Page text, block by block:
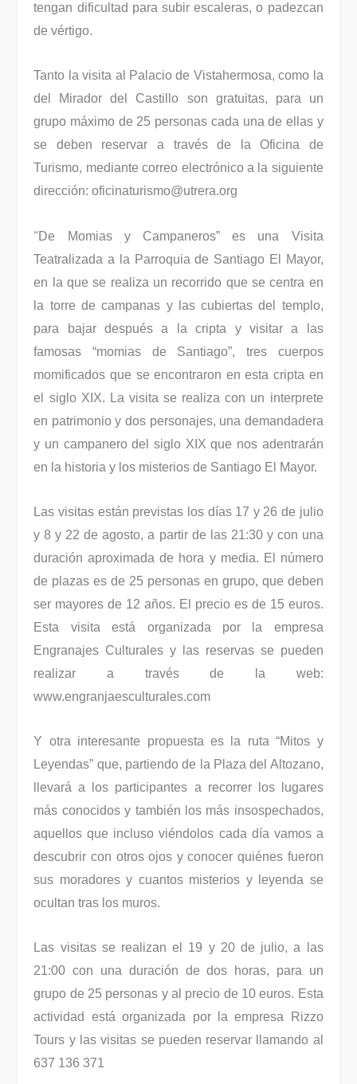
tengan dificultad para subir escaleras, o padezcan
de vértigo.
Tanto la visita al Palacio de Vistahermosa, como la
del Mirador del Castillo son gratuitas, para un
grupo máximo de 25 personas cada una de ellas y
se deben reservar a través de la Oficina de
Turismo, mediante correo electrónico a la siguiente
dirección: oficinaturismo@utrera.org
“De Momias y Campaneros” es una Visita
Teatralizada a la Parroquia de Santiago El Mayor,
en la que se realiza un recorrido que se centra en
la torre de campanas y las cubiertas del templo,
para bajar después a la cripta y visitar a las
famosas “momias de Santiago”, tres cuerpos
momificados que se encontraron en esta cripta en
el siglo XIX. La visita se realiza con un interprete
en patrimonio y dos personajes, una demandadera
y un campanero del siglo XIX que nos adentrarán
en la historia y los misterios de Santiago El Mayor.
Las visitas están previstas los días 17 y 26 de julio
y 8 y 22 de agosto, a partir de las 21:30 y con una
duración aproximada de hora y media. El número
de plazas es de 25 personas en grupo, que deben
ser mayores de 12 años. El precio es de 15 euros.
Esta visita está organizada por la empresa
Engranajes Culturales y las reservas se pueden
realizar a través de la web:
www.engranjaesculturales.com
Y otra interesante propuesta es la ruta “Mitos y
Leyendas” que, partiendo de la Plaza del Altozano,
llevará a los participantes a recorrer los lugares
más conocidos y también los más insospechados,
aquellos que incluso viéndolos cada día vamos a
descubrir con otros ojos y conocer quiénes fueron
sus moradores y cuantos misterios y leyenda se
ocultan tras los muros.
Las visitas se realizan el 19 y 20 de julio, a las
21:00 con una duración de dos horas, para un
grupo de 25 personas y al precio de 10 euros. Esta
actividad está organizada por la empresa Rizzo
Tours y las visitas se pueden reservar llamando al
637 136 371